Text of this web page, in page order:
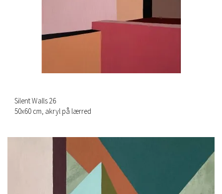
Silent Walls 26
50x60 cm, akryl på lærred